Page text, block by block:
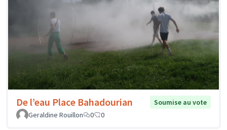
De l’eau Place Bahadourian
Soumise au vote
Geraldine Rouillon
0 0